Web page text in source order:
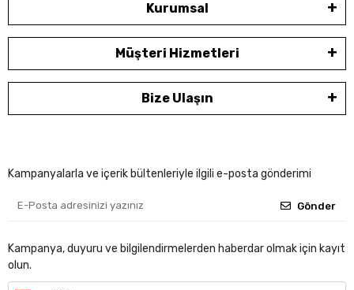
Kurumsal
Müşteri Hizmetleri
Bize Ulaşın
Kampanyalarla ve içerik bültenleriyle ilgili e-posta gönderimi
Gönder
Kampanya, duyuru ve bilgilendirmelerden haberdar olmak için kayıt
olun.